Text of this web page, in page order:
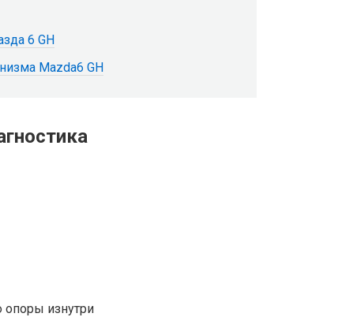
6 GH
Mazda6 GH
изнутри